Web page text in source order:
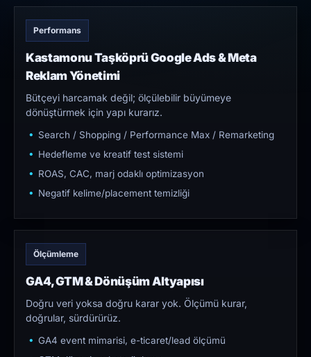
Performans
Kastamonu Taşköprü Google Ads & Meta
Reklam Yönetimi
Bütçeyi harcamak değil; ölçülebilir büyümeye
dönüştürmek için yapı kurarız.
Search / Shopping / Performance Max / Remarketing
Hedefleme ve kreatif test sistemi
ROAS, CAC, marj odaklı optimizasyon
Negatif kelime/placement temizliği
Ölçümleme
GA4, GTM & Dönüşüm Altyapısı
Doğru veri yoksa doğru karar yok. Ölçümü kurar,
doğrular, sürdürürüz.
GA4 event mimarisi, e-ticaret/lead ölçümü